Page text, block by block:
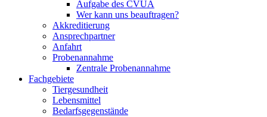
Aufgabe des CVUA
Wer kann uns beauftragen?
Akkreditierung
Ansprechpartner
Anfahrt
Probenannahme
Zentrale Probenannahme
Fachgebiete
Tiergesundheit
Lebensmittel
Bedarfsgegenstände